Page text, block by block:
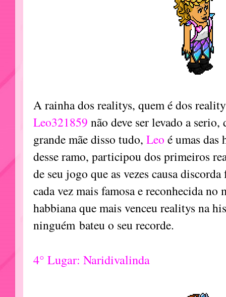
A rainha dos realitys, quem é dos
Leo321859 não deve ser levado a
grande mãe disso tudo, Leo é umas das
desse ramo, participou dos primeiros
de seu jogo que as vezes causa
cada vez mais famosa e reconhecida no
habbiana que mais venceu realitys na
ninguém bateu o seu recorde.
4° Lugar: Naridivalinda